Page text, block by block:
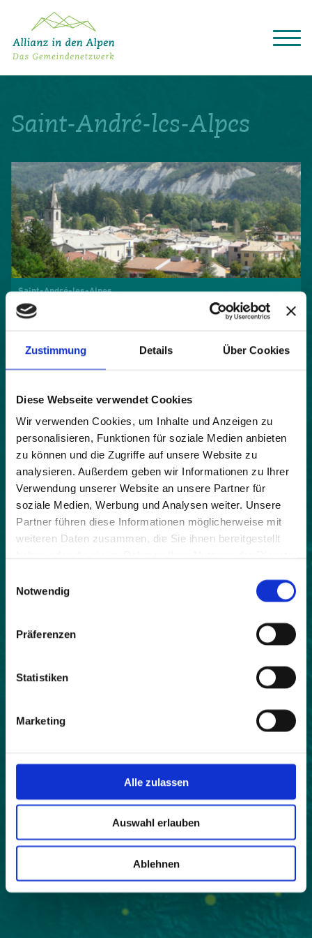
Zustimmung Details Über Cookies
Diese Webseite verwendet Cookies
Wir verwenden Cookies, um Inhalte und Anzeigen zu
personalisieren, Funktionen für soziale Medien anbieten
zu können und die Zugriffe auf unsere Website zu
analysieren. Außerdem geben wir Informationen zu Ihrer
Verwendung unserer Website an unsere Partner für
soziale Medien, Werbung und Analysen weiter. Unsere
Partner führen diese Informationen möglicherweise mit
weiteren Daten zusammen, die Sie ihnen bereitgestellt
Notwendig
Präferenzen
Statistiken
Marketing
Alle zulassen
Auswahl erlauben
Ablehnen
Projekte
Aktuelles
Termine
Deutsch Italiano Français SlovenščinaEnglish
Saint-André-les-Alpes
Saint-André-les-Alpes
Karte
Frankreich
Beitrittsjahr:
2018
Einwohner:
976